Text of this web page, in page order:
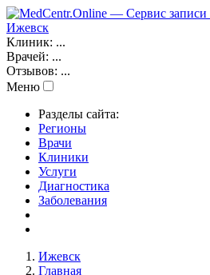
Ижевск
Клиник: ...
Врачей: ...
Отзывов: ...
Меню
Разделы сайта:
Регионы
Врачи
Клиники
Услуги
Диагностика
Заболевания
Ижевск
Главная